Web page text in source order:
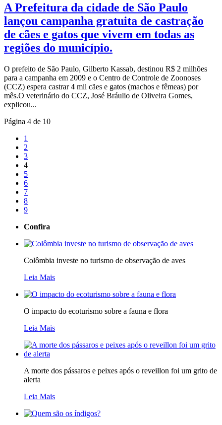
A Prefeitura da cidade de São Paulo
lançou campanha gratuita de castração
de cães e gatos que vivem em todas as
regiões do município.
O prefeito de São Paulo, Gilberto Kassab, destinou R$ 2 milhões
para a campanha em 2009 e o Centro de Controle de Zoonoses
(CCZ) espera castrar 4 mil cães e gatos (machos e fêmeas) por
mês.O veterinário do CCZ, José Bráulio de Oliveira Gomes,
explicou...
Página 4 de 10
1
2
3
4
5
6
7
8
9
Confira
Colômbia investe no turismo de observação de aves
Leia Mais
O impacto do ecoturismo sobre a fauna e flora
Leia Mais
A morte dos pássaros e peixes após o reveillon foi um grito de
alerta
Leia Mais